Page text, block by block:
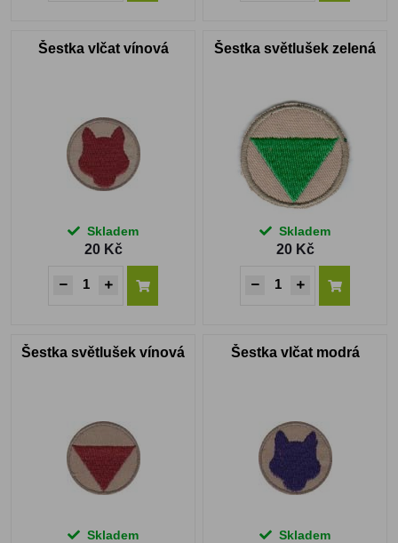
Šestka vlčat vínová
Skladem
20 Kč
Šestka světlušek zelená
Skladem
20 Kč
Šestka světlušek vínová
Skladem
Šestka vlčat modrá
Skladem